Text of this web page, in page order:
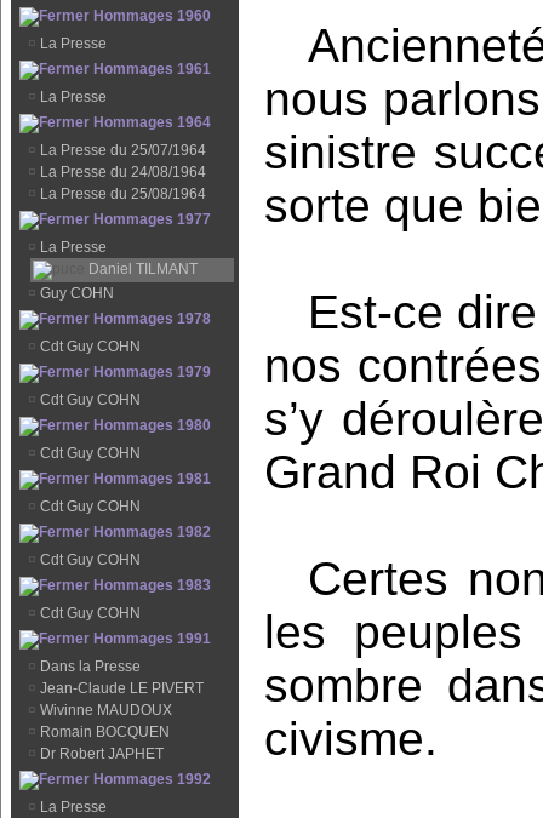
Hommages 1960
¤ La Presse
Hommages 1961
¤ La Presse
Hommages 1964
¤ La Presse du 25/07/1964
¤ La Presse du 24/08/1964
¤ La Presse du 25/08/1964
Hommages 1977
¤ La Presse
Daniel TILMANT
¤ Guy COHN
Hommages 1978
¤ Cdt Guy COHN
Hommages 1979
¤ Cdt Guy COHN
Hommages 1980
¤ Cdt Guy COHN
Hommages 1981
¤ Cdt Guy COHN
Hommages 1982
¤ Cdt Guy COHN
Hommages 1983
¤ Cdt Guy COHN
Hommages 1991
¤ Dans la Presse
¤ Jean-Claude LE PIVERT
¤ Wivinne MAUDOUX
¤ Romain BOCQUEN
¤ Dr Robert JAPHET
Hommages 1992
¤ La Presse
nous
sinistre
sorte que
Est-ce
nos
s’y
Grand Roi
Certes
les
sombre
civisme.